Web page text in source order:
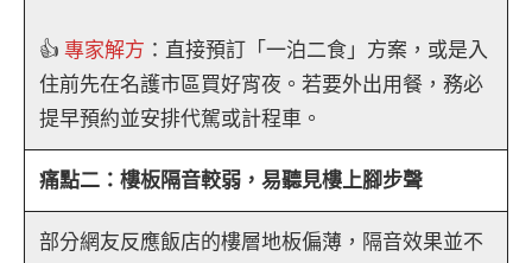
👍 專家解方 ：直接預訂「一泊二食」方案，或是入
住前先在名護市區買好宵夜。若要外出用餐，務必
提早預約並安排代駕或計程車。
痛點二：樓板隔音較弱，易聽見樓上腳步聲
部分網友反應飯店的樓層地板偏薄，隔音效果並不